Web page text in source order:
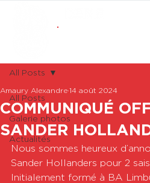
All Posts
Galerie photos
Actualités
All Posts
COMMUNIQUÉ
SANDER
Amaury Alexandre 14 août 2024
Nous sommes heureux
Sander Hollanders pour 2
Initialement formé à BA